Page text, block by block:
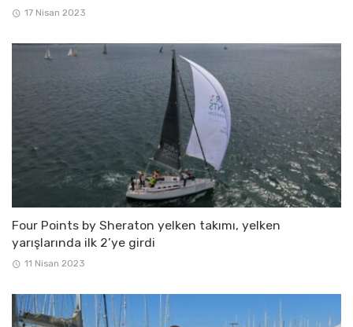
17 Nisan 2023
Four Points by Sheraton yelken takımı, yelken
yarışlarında ilk 2’ye girdi
11 Nisan 2023